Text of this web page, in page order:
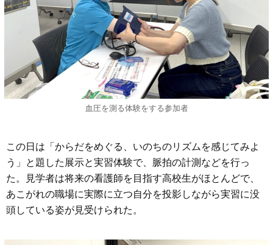
血圧を測る体験をする参加者
この日は「からだをめぐる、いのちのリズムを感じてみよ
う」と題した展示と実習体験で、脈拍の計測などを行っ
た。見学者は将来の看護師を目指す高校生がほとんどで、
あこがれの職場に実際に立つ自分を投影しながら実習に没
頭している姿が見受けられた。